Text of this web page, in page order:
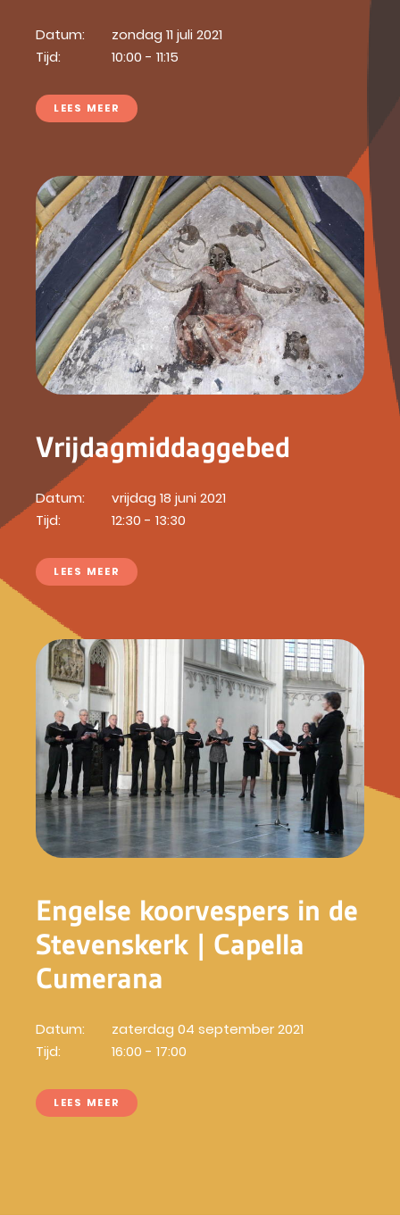
Datum:
Tijd:
zondag 11 juli 2021
10:00 - 11:15
LEES MEER
Vrijdagmiddaggebed
Datum:
Tijd:
vrijdag 18 juni 2021
12:30 - 13:30
LEES MEER
Engelse koorvespers in de
Stevenskerk | Capella
Cumerana
Datum:
Tijd:
zaterdag 04 september 2021
16:00 - 17:00
LEES MEER